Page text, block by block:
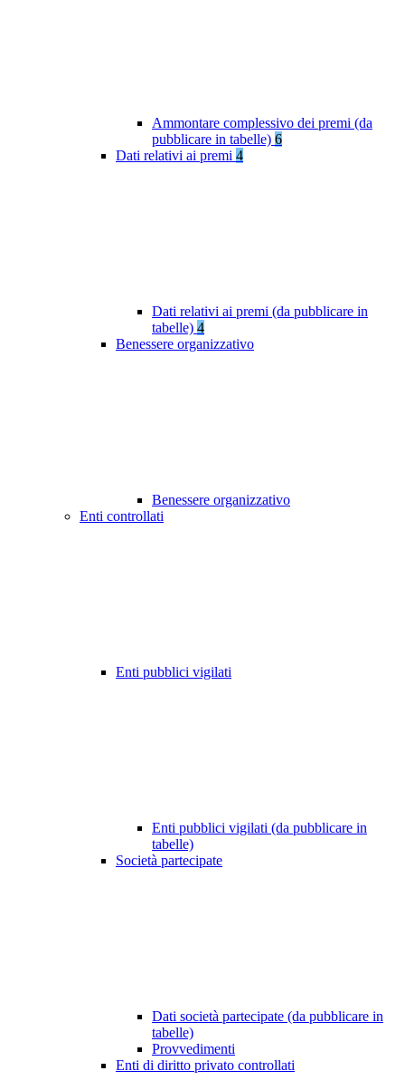
Ammontare complessivo dei premi (da
pubblicare in tabelle) 6
Dati relativi ai premi 4
Dati relativi ai premi (da pubblicare in
tabelle) 4
Benessere organizzativo
Benessere organizzativo
Enti controllati
Enti pubblici vigilati
Enti pubblici vigilati (da pubblicare in
tabelle)
Società partecipate
Dati società partecipate (da pubblicare in
tabelle)
Provvedimenti
Enti di diritto privato controllati